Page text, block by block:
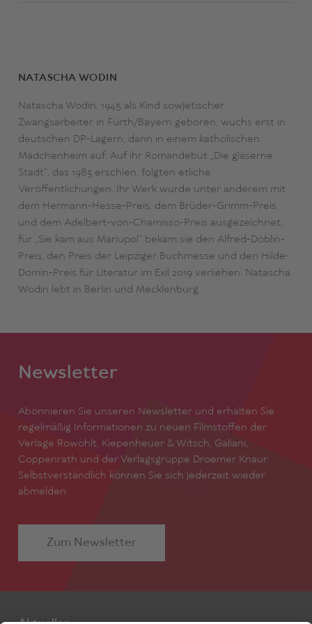
NATASCHA WODIN
Natascha Wodin, 1945 als Kind sowjetischer
Zwangsarbeiter in Fürth/Bayern geboren, wuchs erst in
deutschen DP-Lagern, dann in einem katholischen
Mädchenheim auf. Auf ihr Romandebüt „Die gläserne
Stadt“, das 1983 erschien, folgten etliche
Veröffentlichungen. Ihr Werk wurde unter anderem mit
dem Hermann-Hesse-Preis, dem Brüder-Grimm-Preis
und dem Adelbert-von-Chamisso-Preis ausgezeichnet,
für „Sie kam aus Mariupol“ bekam sie den Alfred-Döblin-
Preis, den Preis der Leipziger Buchmesse und den Hilde-
Domin-Preis für Literatur im Exil 2019 verliehen. Natascha
Wodin lebt in Berlin und Mecklenburg.
Newsletter
Abonnieren Sie unseren Newsletter und erhalten Sie
regelmäßig Informationen zu neuen Filmstoffen der
Verlage Rowohlt, Kiepenheuer & Witsch, Galiani,
Coppenrath und der Verlagsgruppe Droemer Knaur.
Selbstverständlich können Sie sich jederzeit wieder
abmelden.
Zum Newsletter